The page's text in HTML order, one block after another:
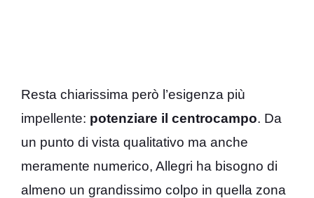
Resta chiarissima però l’esigenza più
impellente: potenziare il centrocampo. Da
un punto di vista qualitativo ma anche
meramente numerico, Allegri ha bisogno di
almeno un grandissimo colpo in quella zona